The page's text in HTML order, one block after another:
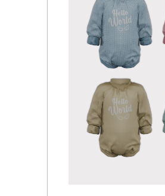
345 - Infant Girl SET -